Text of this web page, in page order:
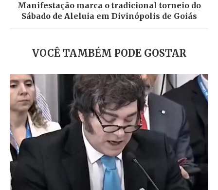
Manifestação marca o tradicional torneio do
Sábado de Aleluia em Divinópolis de Goiás
VOCÊ TAMBÉM PODE GOSTAR